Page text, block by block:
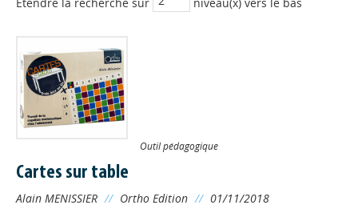
Outil pédagogique
Cartes sur table
Alain MENISSIER // Ortho Edition // 01/11/2018